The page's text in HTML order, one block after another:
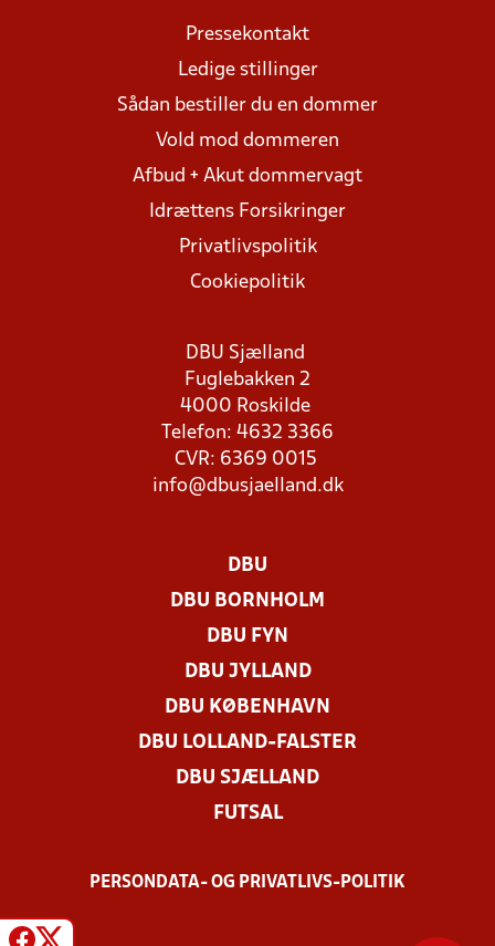
Pressekontakt
Ledige stillinger
Sådan bestiller du en dommer
Vold mod dommeren
Afbud + Akut dommervagt
Idrættens Forsikringer
Privatlivspolitik
Cookiepolitik
DBU Sjælland
Fuglebakken 2
4000 Roskilde
Telefon: 4632 3366
CVR: 6369 0015
info@dbusjaelland.dk
DBU
DBU BORNHOLM
DBU FYN
DBU JYLLAND
DBU KØBENHAVN
DBU LOLLAND-FALSTER
DBU SJÆLLAND
FUTSAL
PERSONDATA- OG PRIVATLIVS-POLITIK